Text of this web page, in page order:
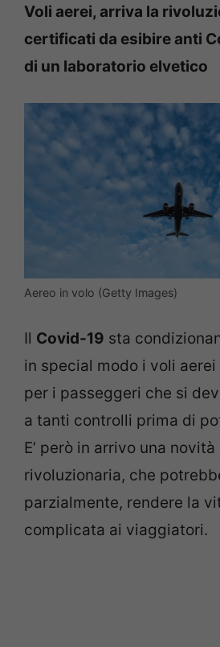
Voli aerei, arriva la
certificati da esibire anti
di un laboratorio elvetico
Aereo in volo (Getty Images)
Il Covid-19 sta
in special modo i voli
per i passeggeri che si
a tanti controlli prima di
E’ però in arrivo una
rivoluzionaria, che
parzialmente, rendere la
complicata ai viaggiatori.